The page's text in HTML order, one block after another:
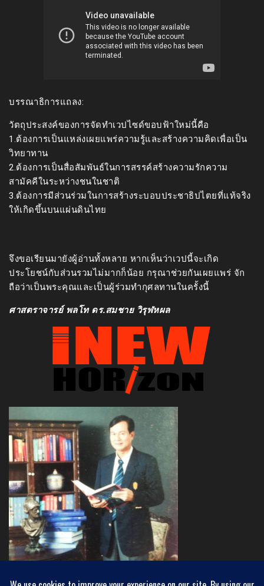
บรรณาธิการแถลง:
วัตถุประสงค์ของการจัดทำเวปไซด์ขอบฟ้าใหม่นี้คือ
1.ต้องการเป็นแหล่งเผยแพร่ความรู้และสร้างความคิดเพื่อเป็น
วิทยาทาน
2.ต้องการเป็นสื่อสัมพันธ์ในการสรรค์สร้างความรักความ
สามัคคีในระหว่างชนในชาติ
3.ต้องการมีส่วนร่วมในการสร้างระบอบประชาธิปไตยที่แท้จริง
ให้เกิดขึ้นบนแผ่นดินไทย
จึงขอเรียนมายังผู้อ่านทั้งหลาย หากเห็นว่าเวปนี้จะเกิด
ประโยชน์กับส่วนรวมไม่มากก็น้อย กรุณาช่วยกันเผยแพร่ จัก
ถือว่าเป็นพระคุณและเป็นผู้ร่วมทำกุศลทานในครั้งนี้
ศาสตราจารย์ พลโท ดร.สมชาย วิรุฬหผล